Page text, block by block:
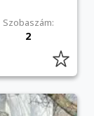
Szobaszám:
2